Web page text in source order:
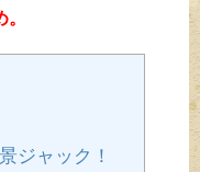
ジャック！